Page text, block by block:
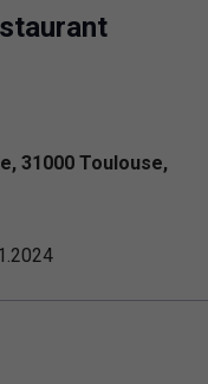
31000 Toulouse,